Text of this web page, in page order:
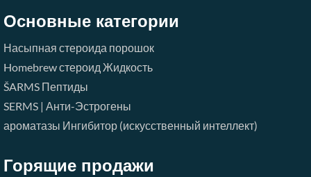
Основные категории
Насыпная стероида порошок
Homebrew стероид Жидкость
ŠARMS Пептиды
SERMS | Анти-Эстрогены
ароматазы Ингибитор (искусственный интеллект)
Горящие продажи